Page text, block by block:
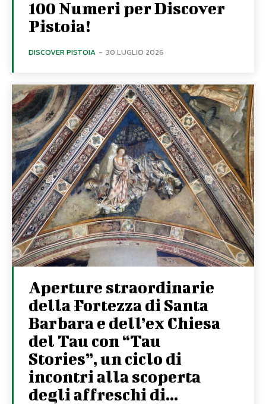
100 Numeri per Discover
Pistoia!
DISCOVER PISTOIA - 30 LUGLIO 2026
Aperture straordinarie
della Fortezza di Santa
Barbara e dell’ex Chiesa
del Tau con “Tau
Stories”, un ciclo di
incontri alla scoperta
degli affreschi di...